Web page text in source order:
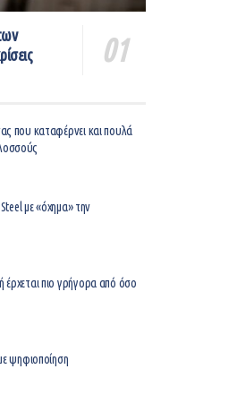
που καταφέρνει και πουλά
με «όχημα» την
έρχεται πιο γρήγορα από όσο
ψηφιοποίηση